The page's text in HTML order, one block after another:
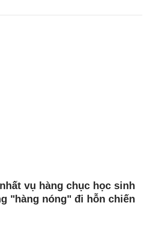
vụ hàng chục học sinh
"hàng nóng" đi hỗn chiến